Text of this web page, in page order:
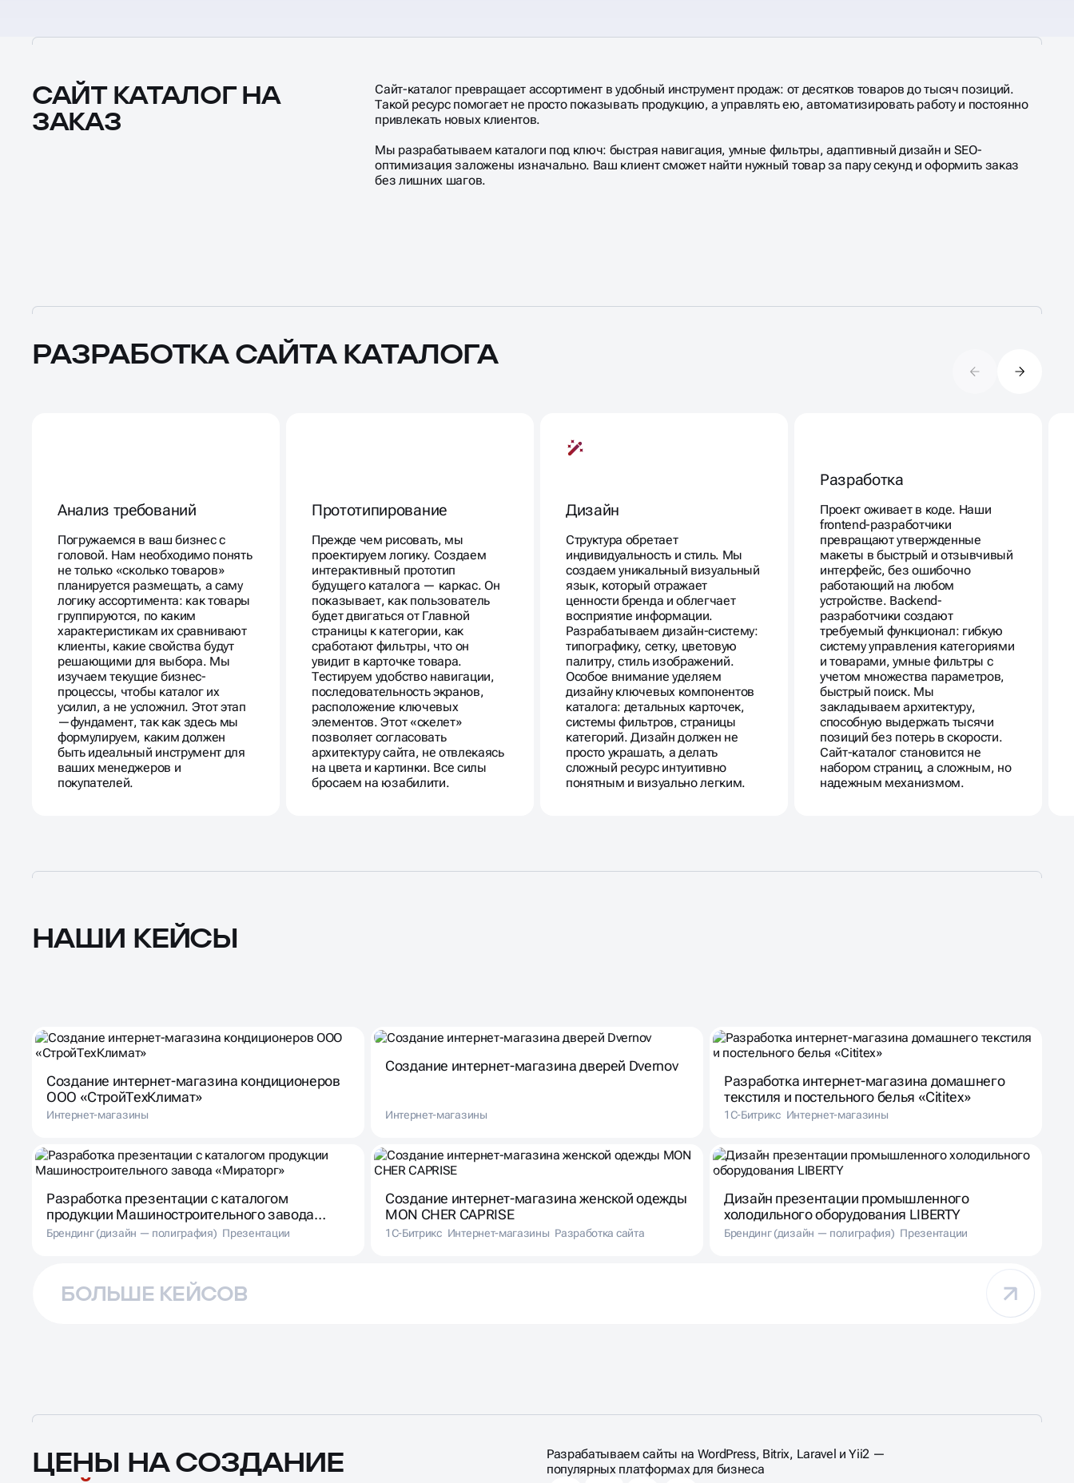
САЙТ КАТАЛОГ НА
ЗАКАЗ
Сайт-каталог превращает ассортимент в удобный инструмент продаж: от десятков товаров до тысяч позиций.
Такой ресурс помогает не просто показывать продукцию, а управлять ею, автоматизировать работу и постоянно
привлекать новых клиентов.
Мы разрабатываем каталоги под ключ: быстрая навигация, умные фильтры, адаптивный дизайн и SEO-
оптимизация заложены изначально. Ваш клиент сможет найти нужный товар за пару секунд и оформить заказ
без лишних шагов.
РАЗРАБОТКА САЙТА КАТАЛОГА
Анализ требований
Погружаемся в ваш бизнес с
головой. Нам необходимо понять
не только «сколько товаров»
планируется размещать, а саму
логику ассортимента: как товары
группируются, по каким
характеристикам их сравнивают
клиенты, какие свойства будут
решающими для выбора. Мы
изучаем текущие бизнес-
процессы, чтобы каталог их
усилил, а не усложнил. Этот этап
—фундамент, так как здесь мы
формулируем, каким должен
быть идеальный инструмент для
ваших менеджеров и
покупателей.
Прототипирование
Прежде чем рисовать, мы
проектируем логику. Создаем
интерактивный прототип
будущего каталога — каркас. Он
показывает, как пользователь
будет двигаться от Главной
страницы к категории, как
сработают фильтры, что он
увидит в карточке товара.
Тестируем удобство навигации,
последовательность экранов,
расположение ключевых
элементов. Этот «скелет»
позволяет согласовать
архитектуру сайта, не отвлекаясь
на цвета и картинки. Все силы
бросаем на юзабилити.
Дизайн
Структура обретает
индивидуальность и стиль. Мы
создаем уникальный визуальный
язык, который отражает
ценности бренда и облегчает
восприятие информации.
Разрабатываем дизайн-систему:
типографику, сетку, цветовую
палитру, стиль изображений.
Особое внимание уделяем
дизайну ключевых компонентов
каталога: детальных карточек,
системы фильтров, страницы
категорий. Дизайн должен не
просто украшать, а делать
сложный ресурс интуитивно
понятным и визуально легким.
Разработка
Проект оживает в коде. Наши
frontend-разработчики
превращают утвержденные
макеты в быстрый и отзывчивый
интерфейс, без ошибочно
работающий на любом
устройстве. Backend-
разработчики создают
требуемый функционал: гибкую
систему управления категориями
и товарами, умные фильтры с
учетом множества параметров,
быстрый поиск. Мы
закладываем архитектуру,
способную выдержать тысячи
позиций без потерь в скорости.
Сайт-каталог становится не
набором страниц, а сложным, но
надежным механизмом.
НАШИ КЕЙСЫ
Создание интернет-магазина кондиционеров
ООО «СтройТехКлимат»
Интернет-магазины
Создание интернет-магазина дверей Dvernov
Интернет-магазины
Разработка интернет-магазина домашнего
текстиля и постельного белья «Cititex»
1С-Битрикс Интернет-магазины
Разработка презентации с каталогом
продукции Машиностроительного завода
«Мираторг»
Брендинг (дизайн — полиграфия) Презентации
Создание интернет-магазина женской одежды
MON CHER CAPRISE
1С-Битрикс Интернет-магазины Разработка сайта
Дизайн презентации промышленного
холодильного оборудования LIBERTY
Брендинг (дизайн — полиграфия) Презентации
БОЛЬШЕ КЕЙСОВ
ЦЕНЫ НА СОЗДАНИЕ
Разрабатываем сайты на WordPress, Bitrix, Laravel и Yii2 —
популярных платформах для бизнеса